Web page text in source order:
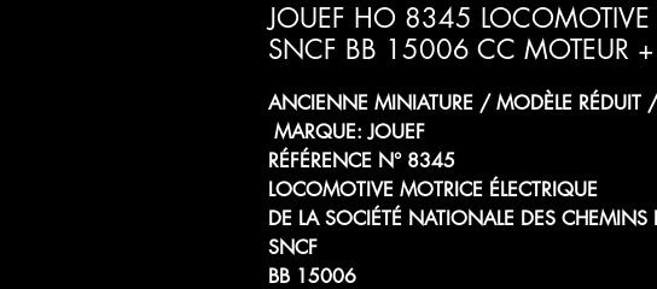
JOUEF HO 8345 LOCOMOTIVE
SNCF BB 15006 CC MOTEUR +
ANCIENNE MINIATURE / MODÈLE RÉDUIT
MARQUE: JOUEF
RÉFÉRENCE N° 8345
LOCOMOTIVE MOTRICE ÉLECTRIQUE
DE LA SOCIÉTÉ NATIONALE DES CHEMINS
SNCF
BB 15006